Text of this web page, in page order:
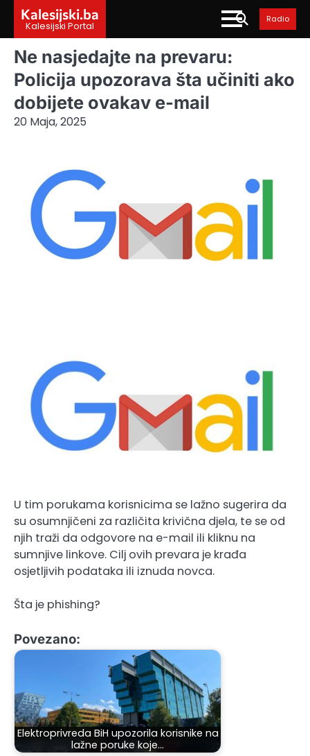
content
Kalesijski.ba
Kalesijski Portal
Radio
Ne nasjedajte na prevaru:
Policija upozorava šta učiniti ako
dobijete ovakav e-mail
20 Maja, 2025
U tim porukama korisnicima se lažno sugerira da
su osumnjičeni za različita krivična djela, te se od
njih traži da odgovore na e-mail ili kliknu na
sumnjive linkove. Cilj ovih prevara je krađa
osjetljivih podataka ili iznuda novca.
Šta je phishing?
Povezano:
Elektroprivreda BiH upozorila korisnike na
lažne poruke koje…